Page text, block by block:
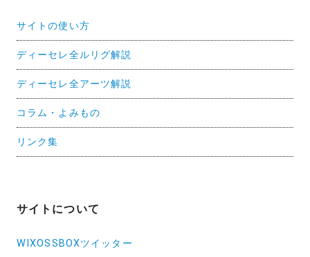
サイトの使い方
ディーセレ全ルリグ解説
ディーセレ全アーツ解説
コラム・よみもの
リンク集
サイトについて
WIXOSSBOXツイッター